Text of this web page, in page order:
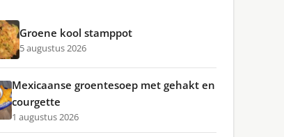
Groene kool stamppot
5 augustus 2026
Mexicaanse groentesoep met gehakt en
courgette
1 augustus 2026